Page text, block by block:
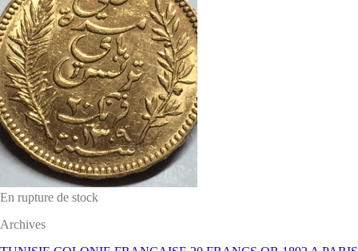
En rupture de stock
Archives